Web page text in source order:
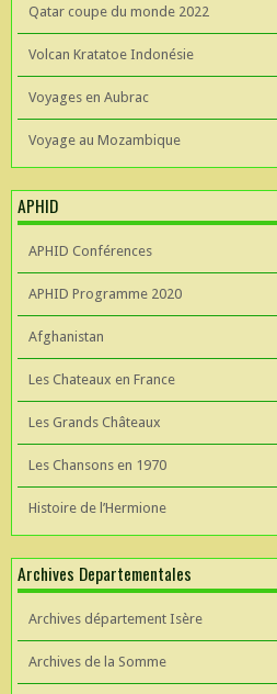
Qatar coupe du monde 2022
Volcan Kratatoe Indonésie
Voyages en Aubrac
Voyage au Mozambique
APHID
APHID Conférences
APHID Programme 2020
Afghanistan
Les Chateaux en France
Les Grands Châteaux
Les Chansons en 1970
Histoire de l’Hermione
Archives Departementales
Archives département Isère
Archives de la Somme